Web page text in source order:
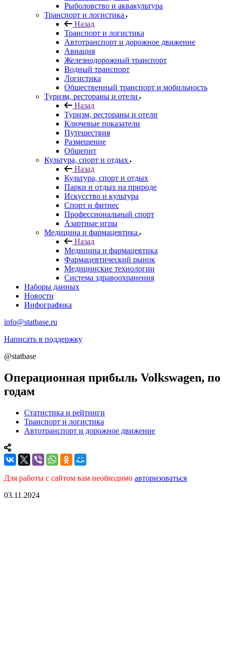
Рыболовство и аквакультура
Транспорт и логистика
Назад
Транспорт и логистика
Автотранспорт и дорожное движение
Авиация
Железнодорожный транспорт
Водный транспорт
Логистика
Общественный транспорт и мобильность
Туризм, рестораны и отели
Назад
Туризм, рестораны и отели
Ключевые показатели
Путешествия
Размещение
Общепит
Культура, спорт и отдых
Назад
Культура, спорт и отдых
Парки и отдых на природе
Искусство и культура
Спорт и фитнес
Профессиональный спорт
Азартные игры
Медицина и фармацевтика
Назад
Медицина и фармацевтика
Фармацевтический рынок
Медицинские технологии
Система здравоохранения
Наборы данных
Новости
Инфографика
info@statbase.ru
Написать в поддержку
@statbase
Операционная прибыль Volkswagen, по
годам
Статистика и рейтинги
Транспорт и логистика
Автотранспорт и дорожное движение
Для работы с сайтом вам необходимо авторизоваться
03.11.2024